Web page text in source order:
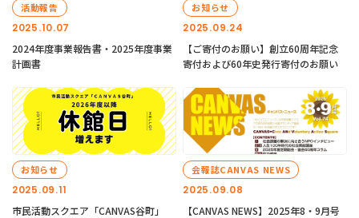
2025.10.07
活動報告
2024年度事業報告書・2025年度事業
計画書
2025.09.24
お知らせ
【ご寄付のお願い】創立60周年記念
寄付および60年史発行寄付のお願い
2025.09.11
お知らせ
市民活動スクエア「CANVAS谷町」
2025.09.08
会報誌CANVAS NEWS
【CANVAS NEWS】2025年8・9月号